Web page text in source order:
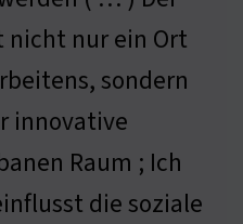
nicht nur ein Ort
sondern
innovative
Raum ; Ich
die soziale